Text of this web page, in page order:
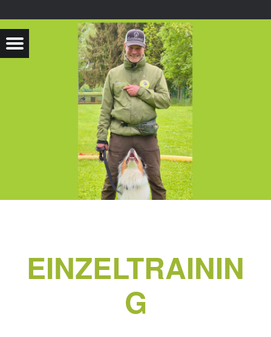
EINZELTRAININ
G